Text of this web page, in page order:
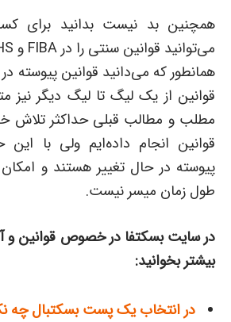
همچنین بد نیست بدانید برای
می‌توانید قوانین سنتی را در FIBA و NFHS مطالعه کنید.
همانطور که می‌دانید قوانین پیوسته
قوانین از یک لیگ تا لیگ دیگر نیز
مطلب و مطالب قبلی حداکثر تلاش
قوانین انجام داده‌ایم ولی با
پیوسته در حال تغییر هستند و
طول زمان میسر نیست.
در سایت بسکتفا در خصوص قوانین و
بیشتر بخوانید:
در انتخاب یک پست بسکتبال چه